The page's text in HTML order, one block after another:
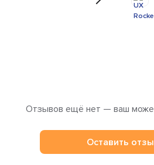
Отзывов ещё нет — ваш
Оставить